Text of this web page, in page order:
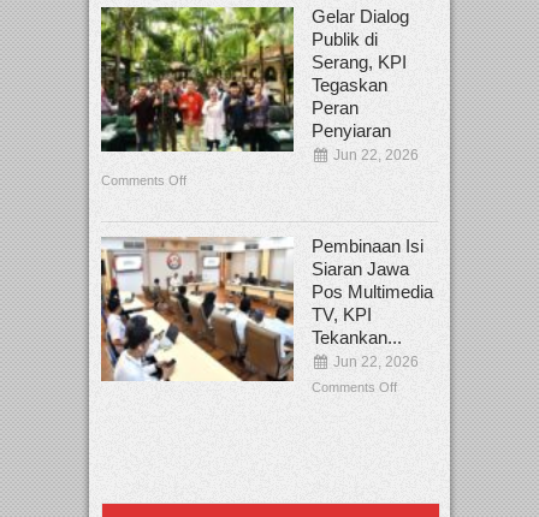
Gelar Dialog
Publik di
Serang, KPI
Tegaskan
Peran
Penyiaran
Jun 22, 2026
Comments Off
Pembinaan Isi
Siaran Jawa
Pos Multimedia
TV, KPI
Tekankan...
Jun 22, 2026
Comments Off